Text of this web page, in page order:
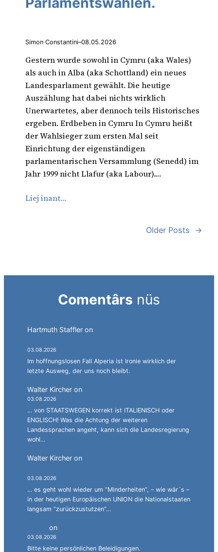
Simon Constantini–08.05.2026
Gestern wurde sowohl in Cymru (aka Wales)
als auch in Alba (aka Schottland) ein neues
Landesparlament gewählt. Die heutige
Auszählung hat dabei nichts wirklich
Unerwartetes, aber dennoch teils Historisches
ergeben. Erdbeben in Cymru In Cymru heißt
der Wahlsieger zum ersten Mal seit
Einrichtung der eigenständigen
parlamentarischen Versammlung (Senedd) im
Jahr 1999 nicht Llafur (aka Labour).…
Liej inant…
Older Posts →
Comentârs nüs
Hartmuth Staffler on
03.08.2026
Im hoffnungslosen Fall Alperia ist Ironie wirklich der
letzte Ausweg, der uns noch bleibt.
Walter Kircher on
03.08.2026
… von STAATSWEGEN korrekt ist ITALIENISCH oder
ENGLISCH! Was die Achtung der weiteren
Landessprachen angeht, kann sich die Landesregierung
wohl…
Walter Kircher on
03.08.2026
… es geht wohl wieder um “Minderheiten”, – wie wär´s –
in der heutigen Europäischen UNION die Nationalstaaten
langsam “zurückzustutzen”…
on
03.08.2026
Bitte keine persönlichen Beleidigungen.